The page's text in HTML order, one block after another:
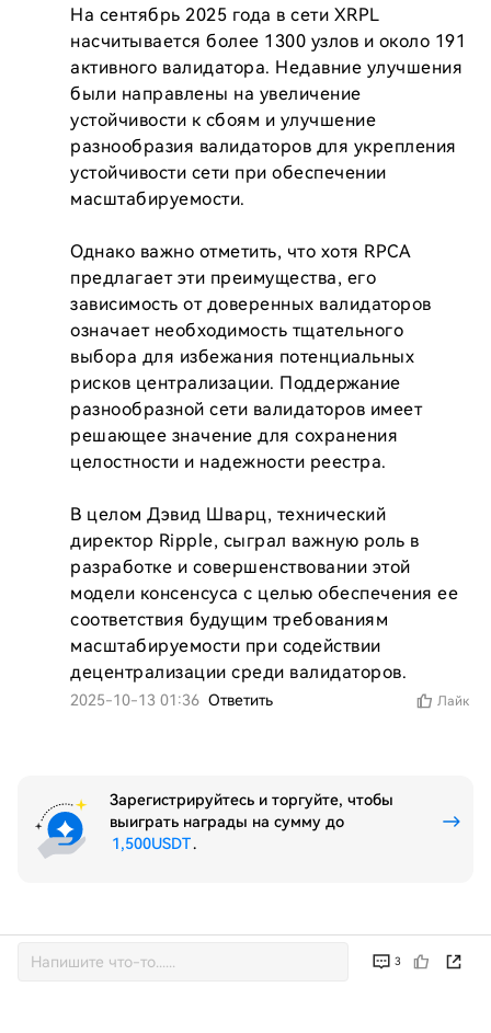
На сентябрь 2025 года в сети XRPL
насчитывается более 1300 узлов и около 191
активного валидатора. Недавние улучшения
были направлены на увеличение
устойчивости к сбоям и улучшение
разнообразия валидаторов для укрепления
устойчивости сети при обеспечении
масштабируемости.
Однако важно отметить, что хотя RPCA
предлагает эти преимущества, его
зависимость от доверенных валидаторов
означает необходимость тщательного
выбора для избежания потенциальных
рисков централизации. Поддержание
разнообразной сети валидаторов имеет
решающее значение для сохранения
целостности и надежности реестра.
В целом Дэвид Шварц, технический
директор Ripple, сыграл важную роль в
разработке и совершенствовании этой
модели консенсуса с целью обеспечения ее
соответствия будущим требованиям
масштабируемости при содействии
децентрализации среди валидаторов.
2025-10-13 01:36 Ответить Лайк
3
Зарегистрируйтесь и торгуйте, чтобы
выиграть награды на сумму до
1,500USDT.